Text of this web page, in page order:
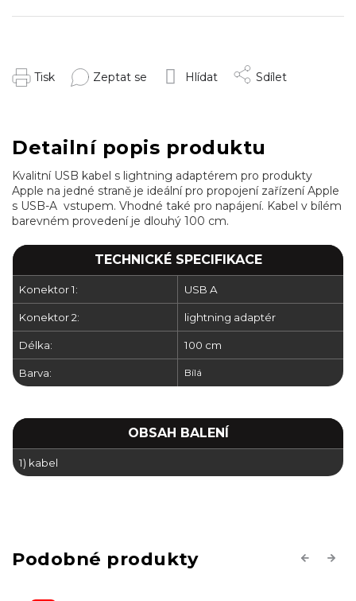
Tisk Zeptat se Hlídat Sdílet
Detailní popis produktu
Kvalitní USB kabel s lightning adaptérem pro produkty
Apple na jedné straně je ideální pro propojení zařízení Apple
s USB-A vstupem. Vhodné také pro napájení. Kabel v bílém
barevném provedení je dlouhý 100 cm.
TECHNICKÉ SPECIFIKACE
Konektor 1: USB A
Konektor 2: lightning adaptér
Délka: 100 cm
Barva: Bílá
OBSAH BALENÍ
1) kabel
Previous
Next